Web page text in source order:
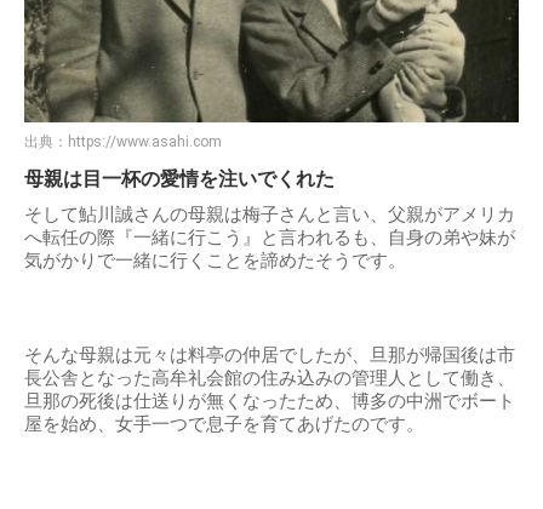
出典： https://www.asahi.com
母親は目一杯の愛情を注いでくれた
そして鮎川誠さんの母親は梅子さんと言い、父親がアメリカ
へ転任の際『一緒に行こう』と言われるも、自身の弟や妹が
気がかりで一緒に行くことを諦めたそうです。
そんな母親は元々は料亭の仲居でしたが、旦那が帰国後は市
長公舎となった高牟礼会館の住み込みの管理人として働き、
旦那の死後は仕送りが無くなったため、博多の中洲でボート
屋を始め、女手一つで息子を育てあげたのです。